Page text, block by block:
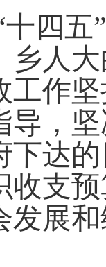
十四五”
乡人
工作
导，
下达
收支
发展